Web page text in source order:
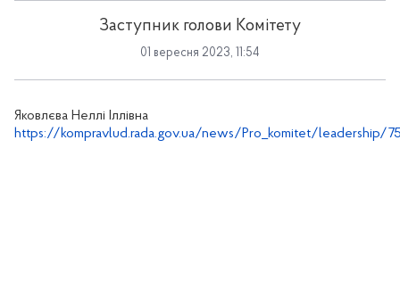
Заступник голови Комітету
01 вересня 2023, 11:54
Яковлєва Неллі Іллівна
https://kompravlud.rada.gov.ua/news/Pro_komitet/leadership/